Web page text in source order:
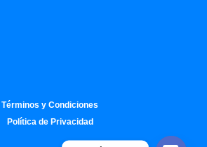
Términos y Condiciones
Política de Privacidad